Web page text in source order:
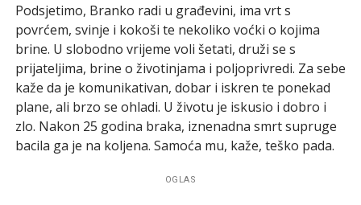
Podsjetimo, Branko radi u građevini, ima vrt s
povrćem, svinje i kokoši te nekoliko voćki o kojima
brine. U slobodno vrijeme voli šetati, druži se s
prijateljima, brine o životinjama i poljoprivredi. Za sebe
kaže da je komunikativan, dobar i iskren te ponekad
plane, ali brzo se ohladi. U životu je iskusio i dobro i
zlo. Nakon 25 godina braka, iznenadna smrt supruge
bacila ga je na koljena. Samoća mu, kaže, teško pada.
OGLAS